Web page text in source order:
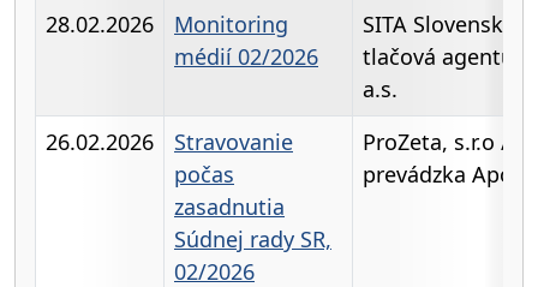
28.02.2026
Monitoring
médií 02/2026
SITA Slovenská
tlačová agentúra
a.s.
26.02.2026
Stravovanie
počas
zasadnutia
Súdnej rady SR,
02/2026
ProZeta, s.r.o /
prevádzka